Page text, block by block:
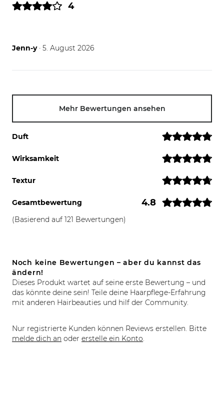
4
Jenn-y 05.08.26
· 5. August 2026
Mehr Bewertungen ansehen
Duft
Wirksamkeit
Textur
Gesamtbewertung 4.8
(Basierend auf 121 Bewertungen)
Noch keine Bewertungen – aber du kannst das
ändern!
Dieses Produkt wartet auf seine erste Bewertung – und
das könnte deine sein! Teile deine Haarpflege-Erfahrung
mit anderen Hairbeauties und hilf der Community.
Nur registrierte Kunden können Reviews erstellen. Bitte
melde dich an oder erstelle ein Konto.